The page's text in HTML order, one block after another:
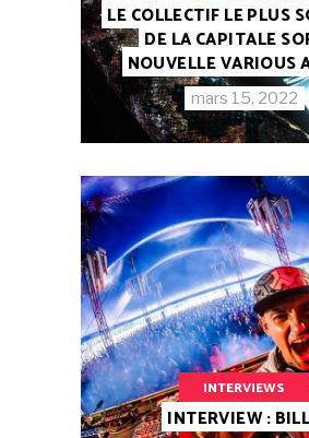
LE COLLECTIF LE PLUS
DE LA CAPITALE
NOUVELLE VARIOUS
mars 15, 2022
INTERVIEWS
INTERVIEW :